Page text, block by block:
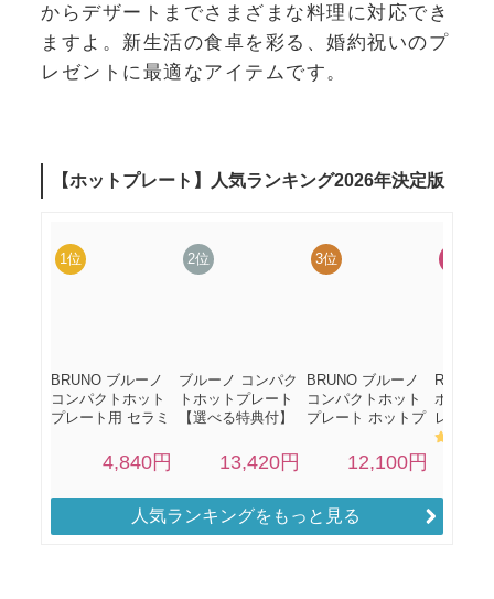
からデザートまでさまざまな料理に対応でき
ますよ。新生活の食卓を彩る、婚約祝いのプ
レゼントに最適なアイテムです。
人気ランキングをもっと見る